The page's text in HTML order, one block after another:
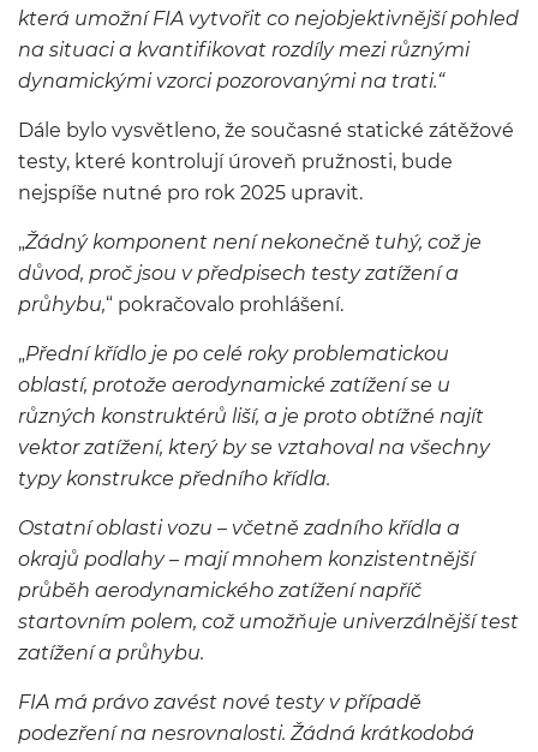
která umožní FIA vytvořit co nejobjektivnější pohled
na situaci a kvantifikovat rozdíly mezi různými
dynamickými vzorci pozorovanými na trati.“
Dále bylo vysvětleno, že současné statické zátěžové
testy, které kontrolují úroveň pružnosti, bude
nejspíše nutné pro rok 2025 upravit.
„Žádný komponent není nekonečně tuhý, což je
důvod, proč jsou v předpisech testy zatížení a
průhybu,“ pokračovalo prohlášení.
„Přední křídlo je po celé roky problematickou
oblastí, protože aerodynamické zatížení se u
různých konstruktérů liší, a je proto obtížné najít
vektor zatížení, který by se vztahoval na všechny
typy konstrukce předního křídla.
Ostatní oblasti vozu – včetně zadního křídla a
okrajů podlahy – mají mnohem konzistentnější
průběh aerodynamického zatížení napříč
startovním polem, což umožňuje univerzálnější test
zatížení a průhybu.
FIA má právo zavést nové testy v případě
podezření na nesrovnalosti. Žádná krátkodobá